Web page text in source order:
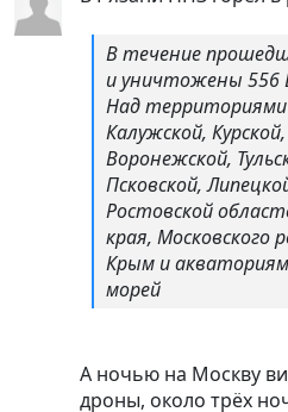
В течение
и уничтожены 556
Над территориями
Калужской,
Воронежской,
Псковской,
Ростовской
края, Московского
Крым и
морей
А ночью на Москву
дроны, около трёх